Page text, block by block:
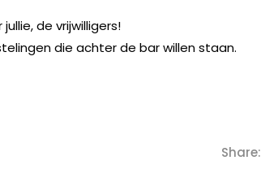
de vrijwilligers!
die achter de bar willen staan.
Share: